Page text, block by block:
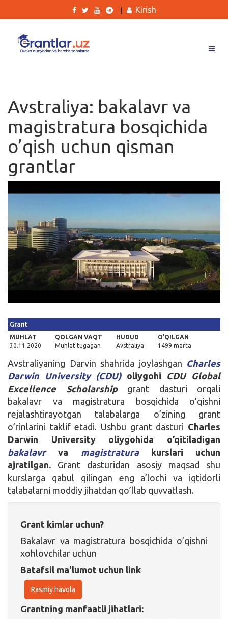
Ishlar
Kurslar
Blog
Yana
Qidirish
Kirish
Kirish
Avstraliya: bakalavr va
magistratura bosqichida
o’qish uchun qisman
grantlar
Grant
MUHLAT
30.11.2020
QOLGAN VAQT
Muhlat tugagan
HUDUD
Avstraliya
O'QILGAN
1499 marta
Avstraliyaning Darvin shahrida joylashgan Charles
Darwin University (CDU)oliygohi CDU Global
Excellence Scholarship grant dasturi orqali
bakalavr va magistratura bosqichida o’qishni
rejalashtirayotgan talabalarga o’zining grant
o’rinlarini taklif etadi. Ushbu grant dasturi Charles
Darwin Universityoliygohida o’qitiladigan
bakalavrva magistratura
kurslari uchun
ajratilgan. Grant dasturidan asosiy maqsad shu
kurslarga qabul qilingan eng a’lochi va iqtidorli
talabalarni moddiy jihatdan qo’llab quvvatlash.
Grant kimlar uchun?
Bakalavr va magistratura bosqichida o’qishni
xohlovchilar uchun
Batafsil ma'lumot uchun link
Rasmiy havola
Grantning manfaatli jihatlari: